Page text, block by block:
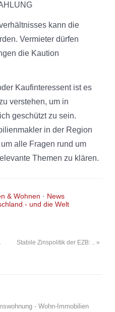
kann die
Vermieter dürfen
die Kaution
Kaufinteressent ist es
verstehen, um in
geschützt zu sein.
in der Region
alle Fragen rund um
Themen zu klären.
& Wohnen · News
- und die Welt
Stabile Zinspolitik der EZB: .. »
- Wohn-Immobilien